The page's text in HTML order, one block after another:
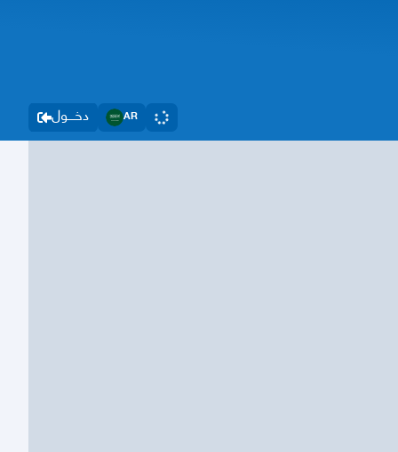
دخــــول AR